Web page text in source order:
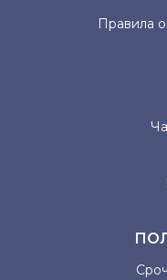
Правила